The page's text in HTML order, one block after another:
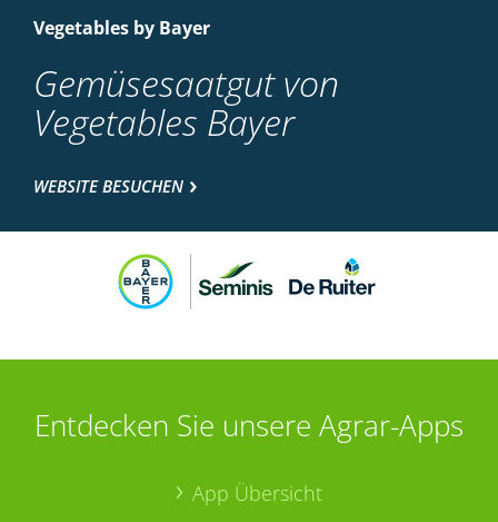
Vegetables by Bayer
Gemüsesaatgut von
Vegetables Bayer
WEBSITE BESUCHEN
Entdecken Sie unsere Agrar-Apps
App Übersicht